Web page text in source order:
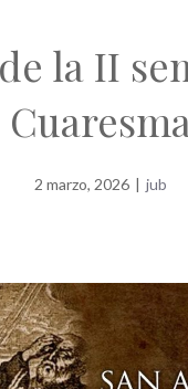
la II
2 marzo, 2026 | jub